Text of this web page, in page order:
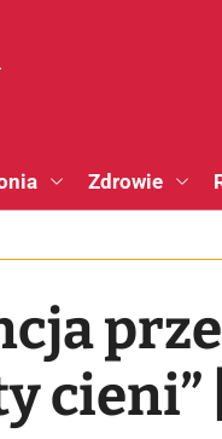
Zdrowie
cieni”